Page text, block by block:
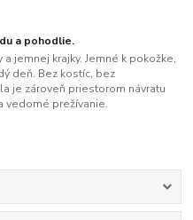
a pohodlie.
jemnej krajky. Jemné k pokožke,
deň. Bez kostíc, bez
je zároveň priestorom návratu
vedomé prežívanie.